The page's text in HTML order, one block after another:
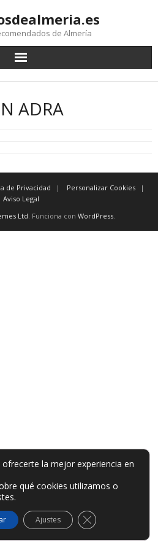
de Almería
ADRA
de Privacidad
Personalizar Cookies
Aviso Legal
Ltd. Funciona con WordPress.
la mejor experiencia en
qué cookies utilizamos o
.
Ajustes Cerrar el banner